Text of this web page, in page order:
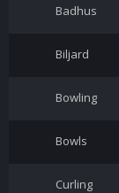
Badhus
Biljard
Bowling
Bowls
Curling